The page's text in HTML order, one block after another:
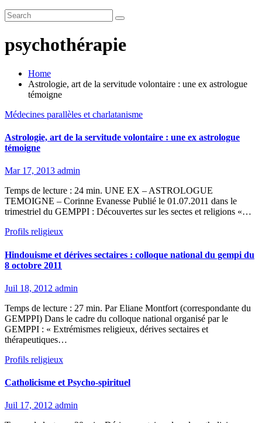
psychothérapie
Home
Astrologie, art de la servitude volontaire : une ex astrologue
témoigne
Médecines parallèles et charlatanisme
Astrologie, art de la servitude volontaire : une ex astrologue
témoigne
Mar 17, 2013 admin
Temps de lecture : 24 min. UNE EX – ASTROLOGUE
TEMOIGNE – Corinne Evanesse Publié le 01.07.2011 dans le
trimestriel du GEMPPI : Découvertes sur les sectes et religions «…
Profils religieux
Hindouisme et dérives sectaires : colloque national du gempi du
8 octobre 2011
Juil 18, 2012 admin
Temps de lecture : 27 min. Par Eliane Montfort (correspondante du
GEMPPI) Dans le cadre du colloque national organisé par le
GEMPPI : « Extrémismes religieux, dérives sectaires et
thérapeutiques…
Profils religieux
Catholicisme et Psycho-spirituel
Juil 17, 2012 admin